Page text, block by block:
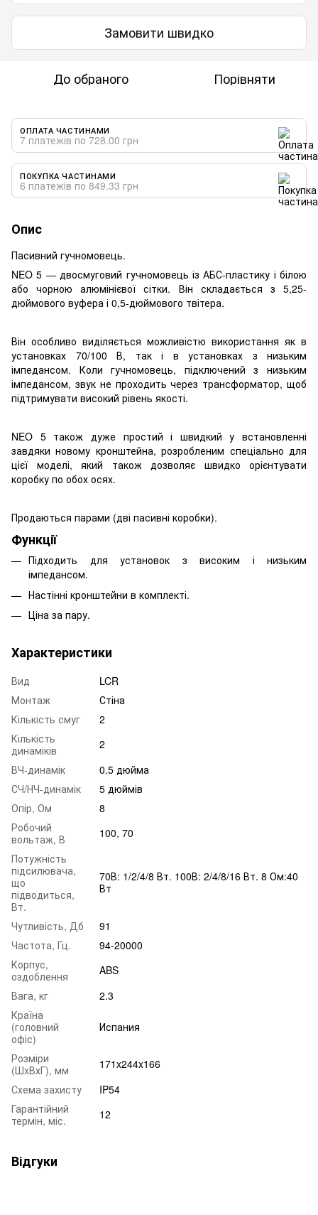
Замовити швидко
До обраного Порівняти
ОПЛАТА ЧАСТИНАМИ
7 платежів по 728.00 грн
ПОКУПКА ЧАСТИНАМИ
6 платежів по 849.33 грн
Опис
Пасивний гучномовець.
NEO 5 — двосмуговий гучномовець із АБС-пластику і білою
або чорною алюмінієвої сітки. Він складається з 5,25-
дюймового вуфера і 0,5-дюймового твітера.
Він особливо виділяється можливістю використання як в
установках 70/100 В, так і в установках з низьким
імпедансом. Коли гучномовець, підключений з низьким
імпедансом, звук не проходить через трансформатор, щоб
підтримувати високий рівень якості.
NEO 5 також дуже простий і швидкий у встановленні
завдяки новому кронштейна, розробленим спеціально для
цієї моделі, який також дозволяє швидко орієнтувати
коробку по обох осях.
Продаються парами (дві пасивні коробки).
Функції
Підходить для установок з високим і низьким
імпедансом.
Настінні кронштейни в комплекті.
Ціна за пару.
Характеристики
Вид
LCR
Монтаж
Стіна
Кількість смуг
2
Кількість
динаміків
2
ВЧ-динамік
0.5 дюйма
СЧ/НЧ-динамік
5 дюймів
Опір, Ом
8
Робочий
вольтаж, В
100, 70
Потужність
підсилювача,
що
підводиться,
Вт.
70В: 1/2/4/8 Вт. 100В: 2/4/8/16 Вт. 8 Ом:40
Вт
Чутливість, Дб
91
Частота, Гц.
94-20000
Корпус,
оздоблення
ABS
Вага, кг
2.3
Країна
(головний
офіс)
Испания
Розміри
(ШxВхГ), мм
171x244x166
Схема захисту
IP54
Гарантійний
термін, міс.
12
Відгуки